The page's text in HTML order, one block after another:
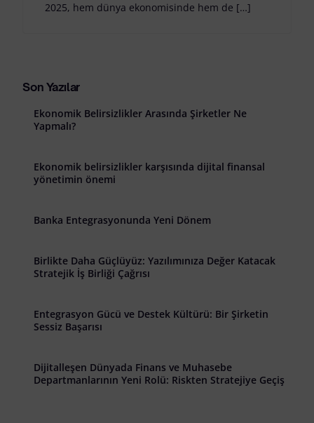
2025, hem dünya ekonomisinde hem de […]
Son Yazılar
Ekonomik Belirsizlikler Arasında Şirketler Ne
Yapmalı?
Ekonomik belirsizlikler karşısında dijital finansal
yönetimin önemi
Banka Entegrasyonunda Yeni Dönem
Birlikte Daha Güçlüyüz: Yazılımınıza Değer Katacak
Stratejik İş Birliği Çağrısı
Entegrasyon Gücü ve Destek Kültürü: Bir Şirketin
Sessiz Başarısı
Dijitalleşen Dünyada Finans ve Muhasebe
Departmanlarının Yeni Rolü: Riskten Stratejiye Geçiş